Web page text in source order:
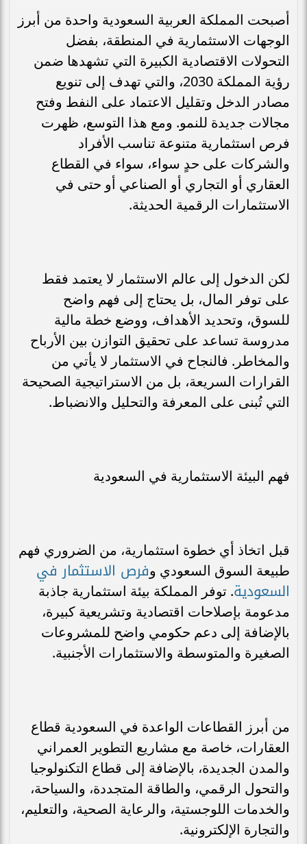
أصبحت المملكة العربية السعودية واحدة من أبرز
الوجهات الاستثمارية في المنطقة، بفضل
التحولات الاقتصادية الكبيرة التي تشهدها ضمن
رؤية المملكة 2030، والتي تهدف إلى تنويع
مصادر الدخل وتقليل الاعتماد على النفط وفتح
مجالات جديدة للنمو. ومع هذا التوسع، ظهرت
فرص استثمارية متنوعة تناسب الأفراد
والشركات على حدٍ سواء، سواء في القطاع
العقاري أو التجاري أو الصناعي أو حتى في
الاستثمارات الرقمية الحديثة.
لكن الدخول إلى عالم الاستثمار لا يعتمد فقط
على توفر المال، بل يحتاج إلى فهم واضح
للسوق، وتحديد الأهداف، ووضع خطة مالية
مدروسة تساعد على تحقيق التوازن بين الأرباح
والمخاطر. فالنجاح في الاستثمار لا يأتي من
القرارات السريعة، بل من الاستراتيجية الصحيحة
التي تُبنى على المعرفة والتحليل والانضباط.
فهم البيئة الاستثمارية في السعودية
قبل اتخاذ أي خطوة استثمارية، من الضروري فهم
طبيعة السوق السعودي وفرص الاستثمار في
السعودية. توفر المملكة بيئة استثمارية جاذبة
مدعومة بإصلاحات اقتصادية وتشريعية كبيرة،
بالإضافة إلى دعم حكومي واضح للمشروعات
الصغيرة والمتوسطة والاستثمارات الأجنبية.
من أبرز القطاعات الواعدة في السعودية قطاع
العقارات، خاصة مع مشاريع التطوير العمراني
والمدن الجديدة، بالإضافة إلى قطاع التكنولوجيا
والتحول الرقمي، والطاقة المتجددة، والسياحة،
والخدمات اللوجستية، والرعاية الصحية، والتعليم،
والتجارة الإلكترونية.